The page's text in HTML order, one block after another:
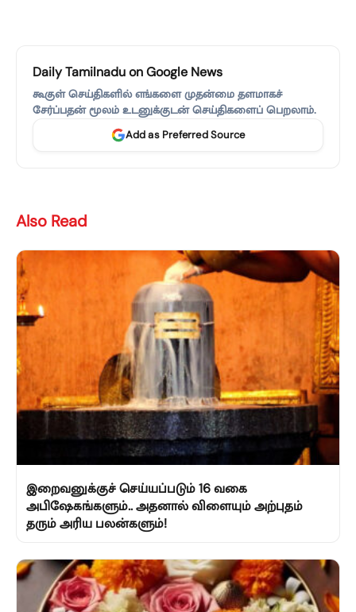
Daily Tamilnadu on Google News
கூகுள் செய்திகளில் எங்களை முதன்மை தளமாகச்
சேர்ப்பதன் மூலம் உடனுக்குடன் செய்திகளைப் பெறலாம்.
Add as Preferred Source
Also Read
இறைவனுக்குச் செய்யப்படும் 16 வகை
அபிஷேகங்களும்.. அதனால் விளையும் அற்புதம்
தரும் அரிய பலன்களும்!